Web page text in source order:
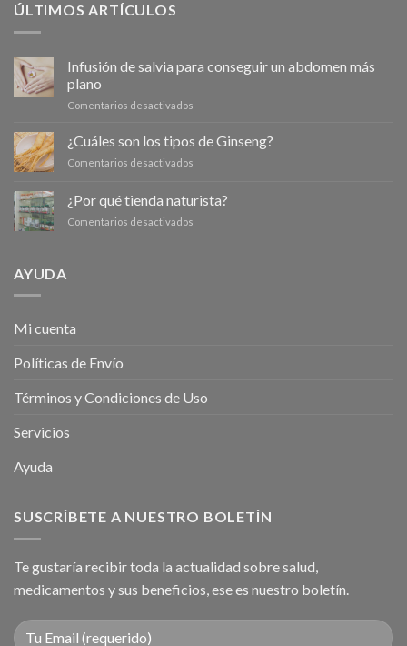
ÚLTIMOS ARTÍCULOS
Infusión de salvia para conseguir un abdomen más
plano
Comentarios desactivados
de
salvia
un
¿Cuáles son los tipos de Ginseng?
Comentarios desactivados
los
¿Por qué tienda naturista?
Comentarios desactivados
AYUDA
Mi cuenta
Políticas de Envío
Términos y Condiciones de Uso
Servicios
Ayuda
SUSCRÍBETE A NUESTRO BOLETÍN
Te gustaría recibir toda la actualidad sobre salud,
medicamentos y sus beneficios, ese es nuestro boletín.